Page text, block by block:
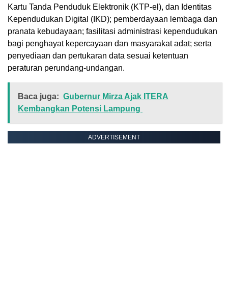
Kartu Tanda Penduduk Elektronik (KTP-el), dan Identitas
Kependudukan Digital (IKD); pemberdayaan lembaga dan
pranata kebudayaan; fasilitasi administrasi kependudukan
bagi penghayat kepercayaan dan masyarakat adat; serta
penyediaan dan pertukaran data sesuai ketentuan
peraturan perundang-undangan.
Baca juga: Gubernur Mirza Ajak ITERA
Kembangkan Potensi Lampung
ADVERTISEMENT